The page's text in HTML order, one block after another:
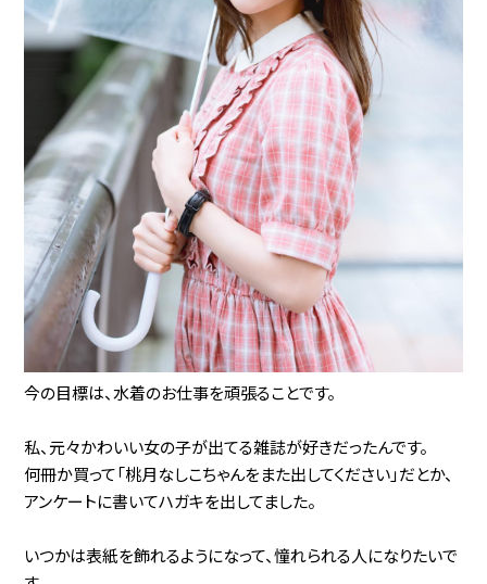
今の目標は、水着のお仕事を頑張ることです。
私、元々かわいい女の子が出てる雑誌が好きだったんです。
何冊か買って「桃月なしこちゃんをまた出してください」だとか、
アンケートに書いてハガキを出してました。
いつかは表紙を飾れるようになって、憧れられる人になりたいで